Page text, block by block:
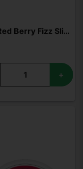
ZYN Red Berry Fizz Slim S2
+